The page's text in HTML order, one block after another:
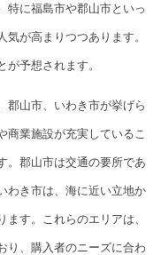
特に福島市や郡山市といっ
が高まりつつあります。
予想されます。
郡山市、いわき市が挙げら
商業施設が充実しているこ
。郡山市は交通の要所であ
わき市は、海に近い立地か
す。これらのエリアは、
り、購入者のニーズに合わ